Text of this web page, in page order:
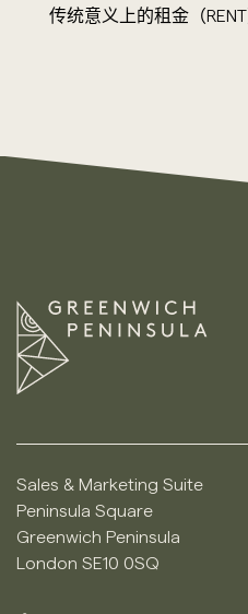
传统意义上的租金（RENT
Sales & Marketing Suite
Peninsula Square
Greenwich Peninsula
London SE10 0SQ